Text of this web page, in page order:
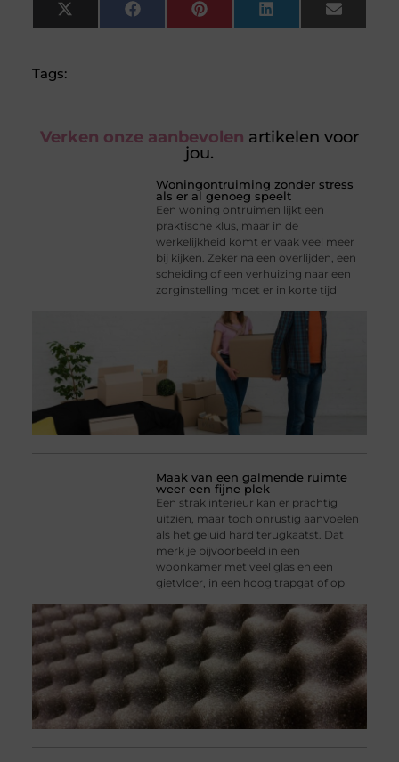
X
(Twitter)
FacebookPinterest LinkedIn Email
Tags:
Verken onze aanbevolen artikelen voor
jou.
Woningontruiming zonder stress
als er al genoeg speelt
Een woning ontruimen lijkt een
praktische klus, maar in de
werkelijkheid komt er vaak veel meer
bij kijken. Zeker na een overlijden, een
scheiding of een verhuizing naar een
zorginstelling moet er in korte tijd
Maak van een galmende ruimte
weer een fijne plek
Een strak interieur kan er prachtig
uitzien, maar toch onrustig aanvoelen
als het geluid hard terugkaatst. Dat
merk je bijvoorbeeld in een
woonkamer met veel glas en een
gietvloer, in een hoog trapgat of op